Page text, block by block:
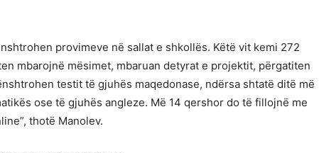
provimeve në sallat e shkollës. Këtë vit kemi 272
mbarojnë mësimet, mbaruan detyrat e projektit, përgatiten
testit të gjuhës maqedonase, ndërsa shtatë ditë më
ose të gjuhës angleze. Më 14 qershor do të fillojnë me
thotë Manolev.